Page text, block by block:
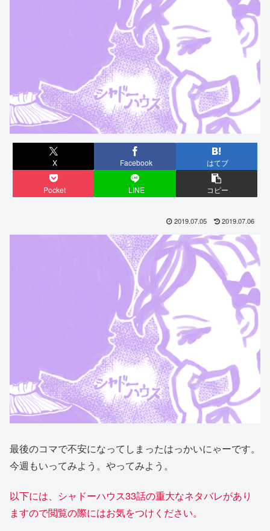
X Facebook はてブ
Pocket LINE コピー
2019.07.05 2019.07.06
最後のコマで不安になってしまったはっかいにゃーです。
今週もいってみよう。やってみよう。
以下には、シャドーハウス33話の重大なネタバレがあり
ますので閲覧の際にはお気をつけください。